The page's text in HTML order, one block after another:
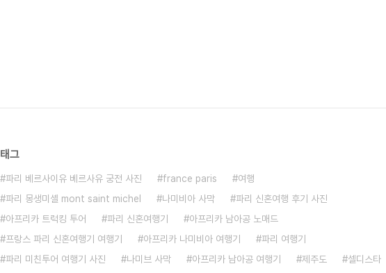
태그
파리 베르사이유 베르사유 궁전 사진 france paris
여행
파리 몽생미셸 mont saint michel
나미비아 사막
파리 신혼여행 후기 사진
아프리카 트럭킹 투어
파리 신혼여행기
아프리카 남아공 노매드
프랑스 파리 신혼여행기 여행기
아프리카 나미비아 여행기
파리 여행기
파리 미친투어 여행기 사진
나미브 사막 아프리카 남아공 여행기 제주도
셀디스타